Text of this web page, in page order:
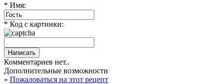
* Имя:
* Код с картинки:
Комментариев нет..
Дополнительные возможности
» Пожаловаться на этот рецепт